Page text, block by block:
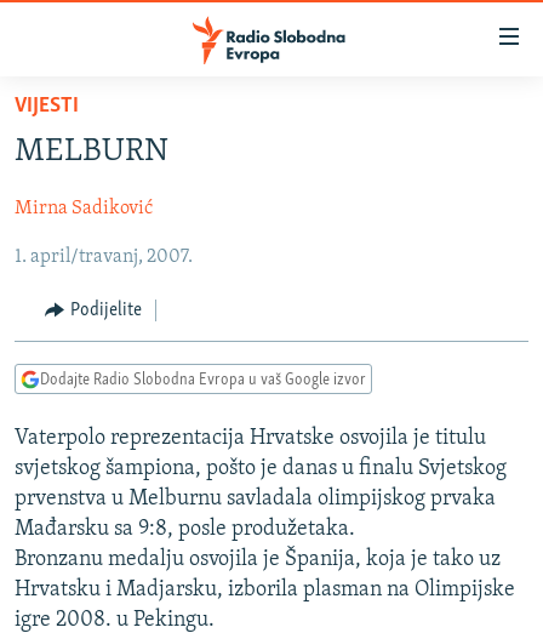
Pređite
glavni
Pređite
na
navigaciju
Pređite
na
pretragu
SRBIJA
KOSOVO
CRNA GORA
VIZUELNO
VIDEO
FOTOGALERIJE
INFOGRAFIKE
PODCASTI
RAT U UKRAJINI
KINA NA BALKANU
RSE PRIČE IZ SVIJETA
ISPRIČAJ MI
DNEVNO@RSE
VIJESTI
MELBURN
Mirna Sadiković
1. april/travanj, 2007.
Podijelite
Dodajte Radio Slobodna Evropa u vaš Google izvor
Vaterpolo reprezentacija Hrvatske osvojila je titulu
svjetskog šampiona, pošto je danas u finalu Svjetskog
prvenstva u Melburnu savladala olimpijskog prvaka
Mađarsku sa 9:8, posle produžetaka.
Bronzanu medalju osvojila je Španija, koja je tako uz
Hrvatsku i Madjarsku, izborila plasman na Olimpijske
igre 2008. u Pekingu.